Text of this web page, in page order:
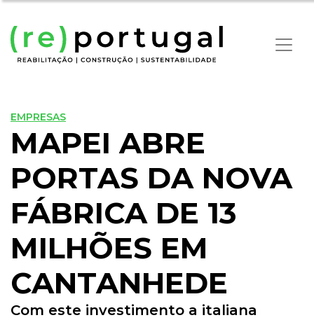
EMPRESAS
MAPEI ABRE
PORTAS DA NOVA
FÁBRICA DE 13
MILHÕES EM
CANTANHEDE
Com este investimento a italiana